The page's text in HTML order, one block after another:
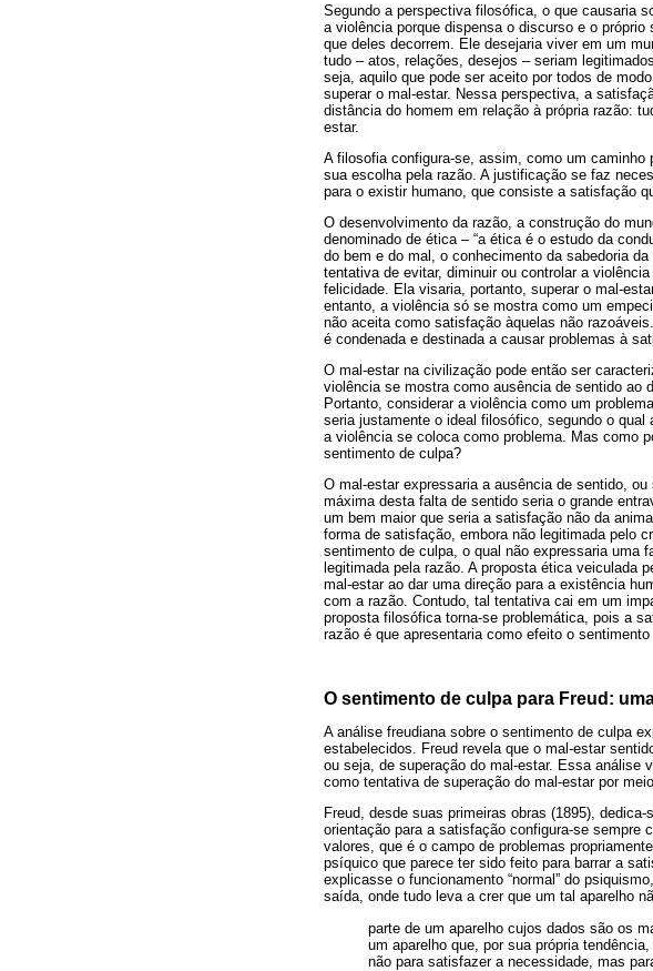
Segundo a perspectiva filosófica, o que causaria
a violência porque dispensa o discurso e o
que deles decorrem. Ele desejaria viver em um
tudo – atos, relações, desejos – seriam
seja, aquilo que pode ser aceito por todos de
superar o mal-estar. Nessa perspectiva, a
distância do homem em relação à própria razão:
estar.
A filosofia configura-se, assim, como um
sua escolha pela razão. A justificação se faz
para o existir humano, que consiste a satisfação
O desenvolvimento da razão, a construção do
denominado de ética – “a ética é o estudo da
do bem e do mal, o conhecimento da sabedoria
tentativa de evitar, diminuir ou controlar a
felicidade. Ela visaria, portanto, superar o mal-
entanto, a violência só se mostra como um
não aceita como satisfação àquelas não
é condenada e destinada a causar problemas à
O mal-estar na civilização pode então ser
violência se mostra como ausência de sentido ao
Portanto, considerar a violência como um
seria justamente o ideal filosófico, segundo o
a violência se coloca como problema. Mas como
sentimento de culpa?
O mal-estar expressaria a ausência de sentido,
máxima desta falta de sentido seria o grande
um bem maior que seria a satisfação não da
forma de satisfação, embora não legitimada pelo
sentimento de culpa, o qual não expressaria uma
legitimada pela razão. A proposta ética veiculada
mal-estar ao dar uma direção para a existência
com a razão. Contudo, tal tentativa cai em um
proposta filosófica torna-se problemática, pois a
razão é que apresentaria como efeito o
O sentimento de culpa para Freud:
A análise freudiana sobre o sentimento de culpa
estabelecidos. Freud revela que o mal-estar
ou seja, de superação do mal-estar. Essa análise
como tentativa de superação do mal-estar por
Freud, desde suas primeiras obras (1895),
orientação para a satisfação configura-se sempre
valores, que é o campo de problemas
psíquico que parece ter sido feito para barrar a
explicasse o funcionamento “normal” do
saída, onde tudo leva a crer que um tal aparelho
parte de um aparelho cujos dados são os
um aparelho que, por sua própria
não para satisfazer a necessidade, mas